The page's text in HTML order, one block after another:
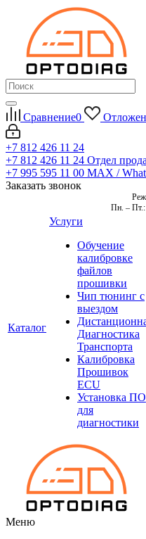
Сравнение0
+7 812 426 11 24
+7 812 426 11 24 Отдел
+7 995 595 11 00 MAX /
Заказать звонок
Пн. – Пт.:
Каталог
Услуги
Обучение
калибровке
файлов
прошивки
Чип тюнинг с
выездом
Диагностика
Транспорта
Калибровка
Прошивок
ECU
Установка ПО
для
диагностики
Меню